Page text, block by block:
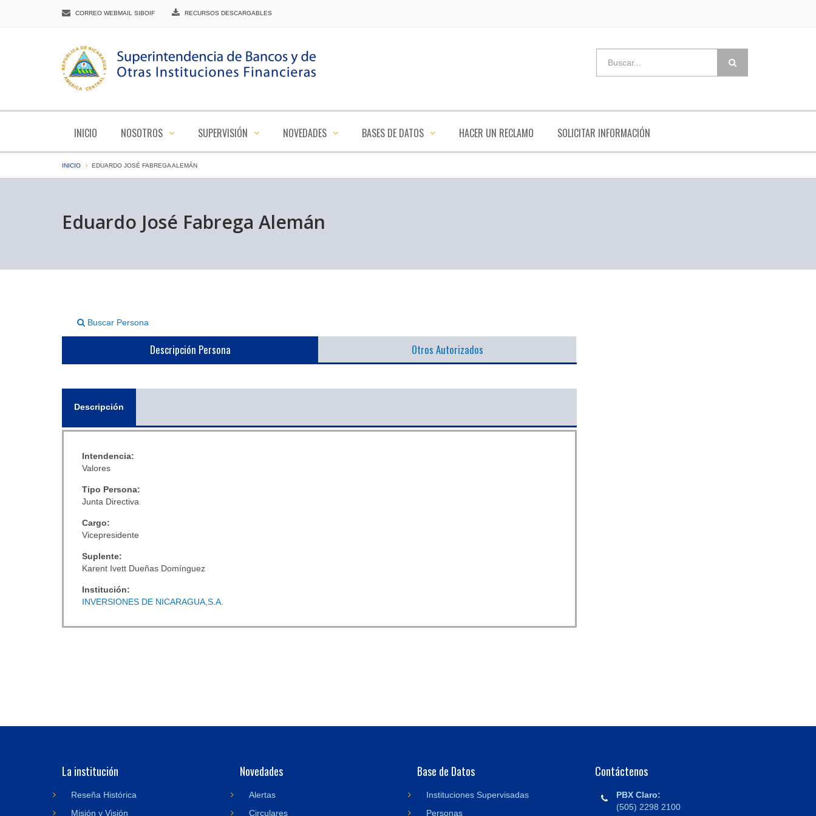
CORREO WEBMAIL SIBOIF RECURSOS DESCARGABLES
INICIO NOSOTROS SUPERVISIÓN NOVEDADES BASES DE DATOS HACER UN RECLAMO SOLICITAR INFORMACIÓN
INICIO EDUARDO JOSÉ FABREGA ALEMÁN
Eduardo José Fabrega Alemán
Buscar Persona
Descripción Persona Otros Autorizados
Descripción
Intendencia:
Valores
Tipo Persona:
Junta Directiva
Cargo:
Vicepresidente
Suplente:
Karent Ivett Dueñas Domínguez
Institución:
INVERSIONES DE NICARAGUA,S.A.
La institución
Reseña Histórica
Misión y Visión
Novedades
Alertas
Circulares
Base de Datos
Instituciones Supervisadas
Personas
Contáctenos
PBX Claro:
(505) 2298 2100